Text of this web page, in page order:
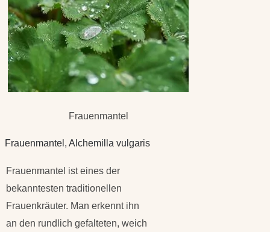
Frauenmantel
Frauenmantel, Alchemilla vulgaris
Frauenmantel ist eines der
bekanntesten traditionellen
Frauenkräuter. Man erkennt ihn
an den rundlich gefalteten, weich